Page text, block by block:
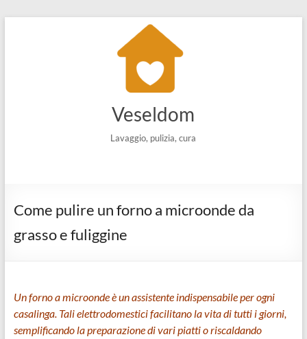
Veseldom
Lavaggio, pulizia, cura
Come pulire un forno a microonde da
grasso e fuliggine
Un forno a microonde è un assistente indispensabile per ogni
casalinga. Tali elettrodomestici facilitano la vita di tutti i giorni,
semplificando la preparazione di vari piatti o riscaldando